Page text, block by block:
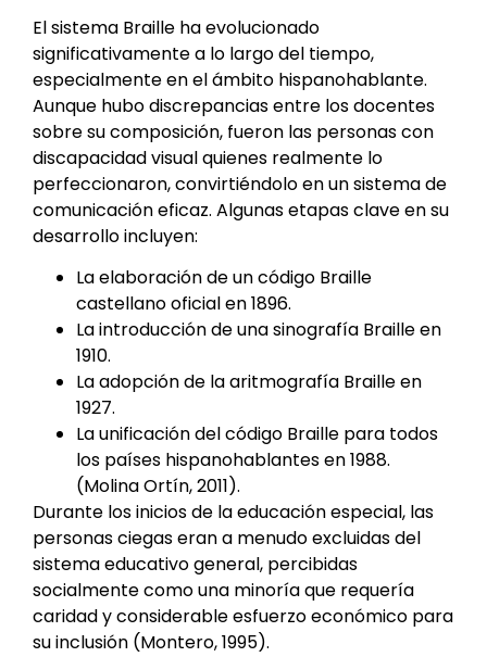
El sistema Braille ha evolucionado
significativamente a lo largo del tiempo,
especialmente en el ámbito hispanohablante.
Aunque hubo discrepancias entre los docentes
sobre su composición, fueron las personas con
discapacidad visual quienes realmente lo
perfeccionaron, convirtiéndolo en un sistema de
comunicación eficaz. Algunas etapas clave en su
desarrollo incluyen:
La elaboración de un código Braille
castellano oficial en 1896.
La introducción de una sinografía Braille en
1910.
La adopción de la aritmografía Braille en
1927.
La unificación del código Braille para todos
los países hispanohablantes en 1988.
(Molina Ortín, 2011).
Durante los inicios de la educación especial, las
personas ciegas eran a menudo excluidas del
sistema educativo general, percibidas
socialmente como una minoría que requería
caridad y considerable esfuerzo económico para
su inclusión (Montero, 1995).